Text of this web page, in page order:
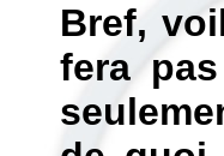
Bref,
fera